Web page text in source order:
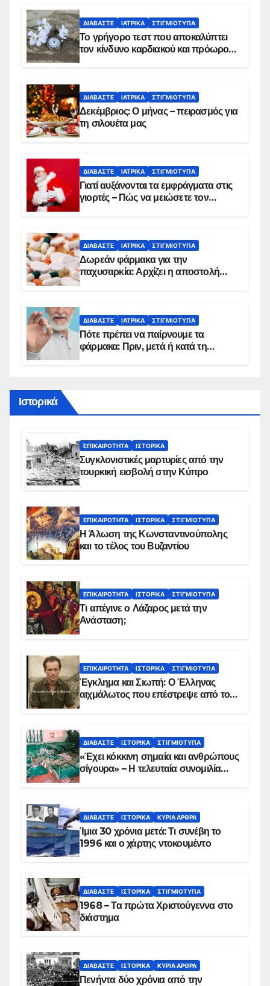
ΔΙΑΒΆΣΤΕ ΙΑΤΡΙΚΆ ΣΤΙΓΜΙΌΤΥΠΑ
Το γρήγορο τεστ που αποκαλύπτει
τον κίνδυνο καρδιακού και πρόωρου
ΔΙΑΒΆΣΤΕ ΙΑΤΡΙΚΆ ΣΤΙΓΜΙΌΤΥΠΑ
Δεκέμβριος: Ο μήνας – πειρασμός για
τη σιλουέτα μας
ΔΙΑΒΆΣΤΕ ΙΑΤΡΙΚΆ ΣΤΙΓΜΙΌΤΥΠΑ
Γιατί αυξάνονται τα εμφράγματα στις
γιορτές – Πώς να μειώσετε τον
ΔΙΑΒΆΣΤΕ ΙΑΤΡΙΚΆ ΣΤΙΓΜΙΌΤΥΠΑ
Δωρεάν φάρμακα για την
παχυσαρκία: Αρχίζει η αποστολή
ΔΙΑΒΆΣΤΕ ΙΑΤΡΙΚΆ ΣΤΙΓΜΙΌΤΥΠΑ
Πότε πρέπει να παίρνουμε τα
φάρμακα: Πριν, μετά ή κατά τη
Ιστορικά
ΕΠΙΚΑΙΡΌΤΗΤΑ ΙΣΤΟΡΙΚΆ
Συγκλονιστικές μαρτυρίες από την
τουρκική εισβολή στην Κύπρο
ΕΠΙΚΑΙΡΌΤΗΤΑ ΙΣΤΟΡΙΚΆ ΣΤΙΓΜΙΌΤΥΠΑ
Η Άλωση της Κωνσταντινούπολης
και το τέλος του Βυζαντίου
ΕΠΙΚΑΙΡΌΤΗΤΑ ΙΣΤΟΡΙΚΆ ΣΤΙΓΜΙΌΤΥΠΑ
Τι απέγινε ο Λάζαρος μετά την
Ανάσταση;
ΕΠΙΚΑΙΡΌΤΗΤΑ ΙΣΤΟΡΙΚΆ ΣΤΙΓΜΙΌΤΥΠΑ
Έγκλημα και Σιωπή: Ο Έλληνας
αιχμάλωτος που επέστρεψε από το
ΔΙΑΒΆΣΤΕ ΙΣΤΟΡΙΚΆ ΣΤΙΓΜΙΌΤΥΠΑ
«Έχει κόκκινη σημαία και ανθρώπους
σίγουρα» – Η τελευταία συνομιλία
ΔΙΑΒΆΣΤΕ ΙΣΤΟΡΙΚΆ ΚΥΡΙΑ ΑΡΘΡΑ
Ίμια 30 χρόνια μετά: Τι συνέβη το
1996 και ο χάρτης ντοκουμέντο
ΔΙΑΒΆΣΤΕ ΙΣΤΟΡΙΚΆ ΣΤΙΓΜΙΌΤΥΠΑ
1968 – Τα πρώτα Χριστούγεννα στο
διάστημα
ΔΙΑΒΆΣΤΕ ΙΣΤΟΡΙΚΆ ΚΥΡΙΑ ΑΡΘΡΑ
Πενήντα δύο χρόνια από την